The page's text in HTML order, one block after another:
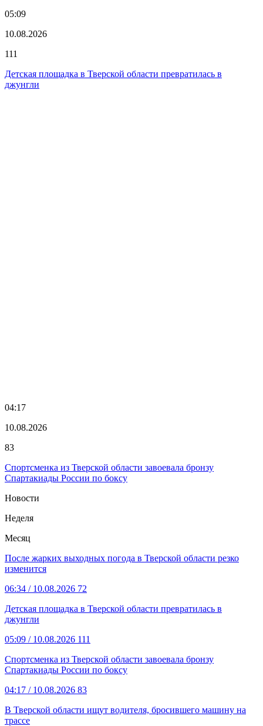
05:09
10.08.2026
111
Детская площадка в Тверской области превратилась в
джунгли
04:17
10.08.2026
83
Спортсменка из Тверской области завоевала бронзу
Спартакиады России по боксу
Новости
Неделя
Месяц
После жарких выходных погода в Тверской области резко
изменится
06:34 / 10.08.2026 72
Детская площадка в Тверской области превратилась в
джунгли
05:09 / 10.08.2026 111
Спортсменка из Тверской области завоевала бронзу
Спартакиады России по боксу
04:17 / 10.08.2026 83
В Тверской области ищут водителя, бросившего машину на
трассе